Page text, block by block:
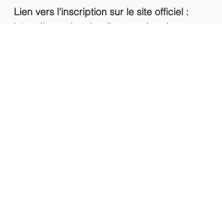
Lien vers l'inscription sur le site officiel :
https://www.thetahealing.com/seminar-